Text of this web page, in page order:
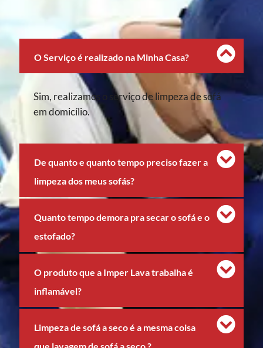
O Serviço é realizado na Minha Casa?
Sim, realizamos o serviço de limpeza de sofá
em domicílio.
De quanto e quanto tempo preciso fazer a
limpeza dos meus sofás?
Quanto tempo demora pra secar o sofá e o
estofado?
O produto que a Imper Lava trabalha é
inflamável?
Limpeza de sofá a seco é a mesma coisa